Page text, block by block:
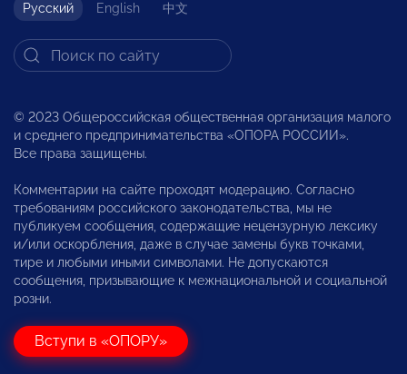
Русский English 中文
© 2023 Общероссийская общественная организация малого
и среднего предпринимательства «ОПОРА РОССИИ».
Все права защищены.
Комментарии на сайте проходят модерацию. Согласно
требованиям российского законодательства, мы не
публикуем сообщения, содержащие нецензурную лексику
и/или оскорбления, даже в случае замены букв точками,
тире и любыми иными символами. Не допускаются
сообщения, призывающие к межнациональной и социальной
розни.
Вступи в «ОПОРУ»